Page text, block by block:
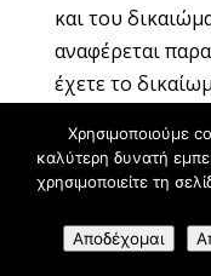
και του
αναφέρεται
έχετε το
σας,μόνοόμως
Όταν
δεδομένων
Χρησιμοποιούμε
καλύτερη δυνατή
χρησιμοποιείτε τη
Αποδέχομαι